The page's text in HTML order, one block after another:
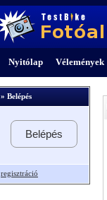
Nyitólap Vélemények
» Belépés
Belépés
regisztráció